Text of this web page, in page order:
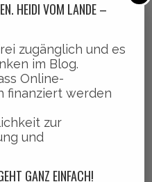
HEIDI VOM LANDE –
zugänglich und es
im Blog.
Online-
finanziert werden
zur
und
GANZ EINFACH!